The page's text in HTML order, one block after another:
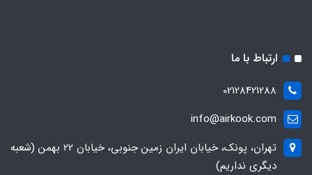
ارتباط با ما
02128421288
info@airkook.com
تهران، پونک، خیابان ایران زمین جنوبی، خیابان 22 بهمن (شعبه
دیگری نداریم)